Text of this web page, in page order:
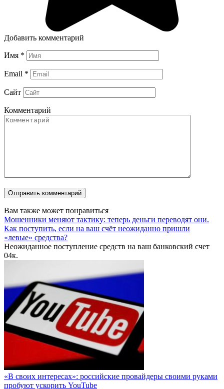
Добавить комментарий
Имя *
Email *
Сайт
Комментарий
Вам также может понравиться
Мошенники меняют тактику: теперь деньги переводят они.
Как поступить, если на ваш счёт неожиданно пришли
«левые» средства?
Неожиданное поступление средств на ваш банковский счет
04к.
«В своих интересах»: российские провайдеры своими руками
пробуют ускорить YouTube